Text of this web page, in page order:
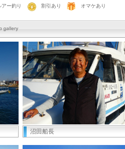
アー釣り 割引あり オマケあり
沼田船長